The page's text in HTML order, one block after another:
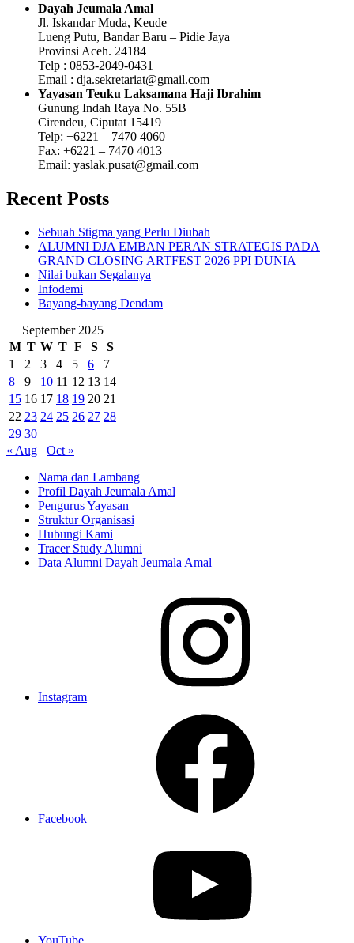
Dayah Jeumala Amal
Jl. Iskandar Muda, Keude
Lueng Putu, Bandar Baru – Pidie Jaya
Provinsi Aceh. 24184
Telp : 0853-2049-0431
Email : dja.sekretariat@gmail.com
Yayasan Teuku Laksamana Haji Ibrahim
Gunung Indah Raya No. 55B
Cirendeu, Ciputat 15419
Telp: +6221 – 7470 4060
Fax: +6221 – 7470 4013
Email: yaslak.pusat@gmail.com
Recent Posts
Sebuah Stigma yang Perlu Diubah
ALUMNI DJA EMBAN PERAN STRATEGIS PADA
GRAND CLOSING ARTFEST 2026 PPI DUNIA
Nilai bukan Segalanya
Infodemi
Bayang-bayang Dendam
September 2025
M T W T F S
S
1
2 3 4 5 6
7
8
9 10 11 12 13 14
15 16 17 18 19 20 21
22 23 24 25 26 27 28
29 30
« Aug
Oct »
Nama dan Lambang
Profil Dayah Jeumala Amal
Pengurus Yayasan
Struktur Organisasi
Hubungi Kami
Tracer Study Alumni
Data Alumni Dayah Jeumala Amal
Instagram
Facebook
YouTube